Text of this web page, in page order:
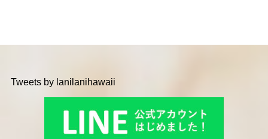
Tweets by lanilanihawaii